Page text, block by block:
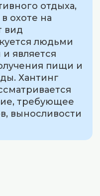
отдыха,
охоте на
вид
людьми
является
пищи и
Хантинг
требующее
выносливости